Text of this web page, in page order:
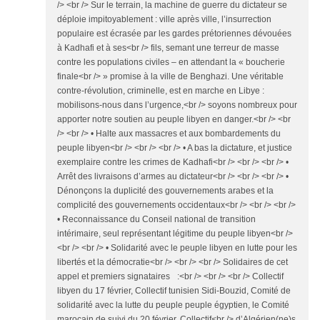
/> <br /> Sur le terrain, la machine de guerre du dictateur se
déploie impitoyablement : ville après ville, l’insurrection
populaire est écrasée par les gardes prétoriennes dévouées
à Kadhafi et à ses<br /> fils, semant une terreur de masse
contre les populations civiles – en attendant la « boucherie
finale<br /> » promise à la ville de Benghazi. Une véritable
contre-révolution, criminelle, est en marche en Libye :
mobilisons-nous dans l’urgence,<br /> soyons nombreux pour
apporter notre soutien au peuple libyen en danger.<br /> <br
/> <br /> • Halte aux massacres et aux bombardements du
peuple libyen<br /> <br /> <br /> • A bas la dictature, et justice
exemplaire contre les crimes de Kadhafi<br /> <br /> <br /> •
Arrêt des livraisons d’armes au dictateur<br /> <br /> <br /> •
Dénonçons la duplicité des gouvernements arabes et la
complicité des gouvernements occidentaux<br /> <br /> <br />
• Reconnaissance du Conseil national de transition
intérimaire, seul représentant légitime du peuple libyen<br />
<br /> <br /> • Solidarité avec le peuple libyen en lutte pour les
libertés et la démocratie<br /> <br /> <br /> Solidaires de cet
appel et premiers signataires :<br /> <br /> <br /> Collectif
libyen du 17 février, Collectif tunisien Sidi-Bouzid, Comité de
solidarité avec la lutte du peuple peuple égyptien, le Comité